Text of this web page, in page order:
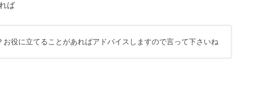
ば
お役に立てることがあればアドバイスしますので言って下さいね